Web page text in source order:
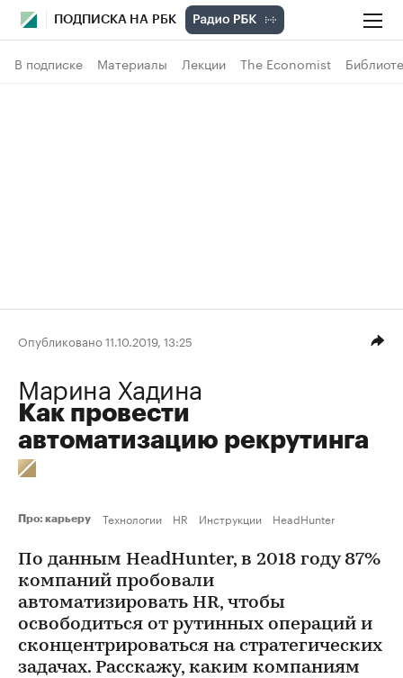
ПОДПИСКА НА РБК
В подписке Материалы Лекции The Economist
Опубликовано 11.10.2019, 13:25
Марина Хадина
Как провести
автоматизацию рекрутинга
Про: карьеру Технологии HR Инструкции HeadHunter
По данным HeadHunter, в 2018 году 87%
компаний пробовали
автоматизировать HR, чтобы
освободиться от рутинных операций и
сконцентрироваться на стратегических
задачах. Расскажу, каким компаниям